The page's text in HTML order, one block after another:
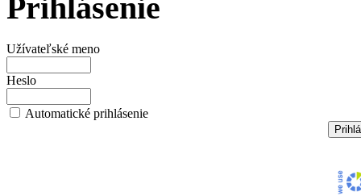
Prihlásenie
Užívateľské meno
Heslo
Automatické prihlásenie